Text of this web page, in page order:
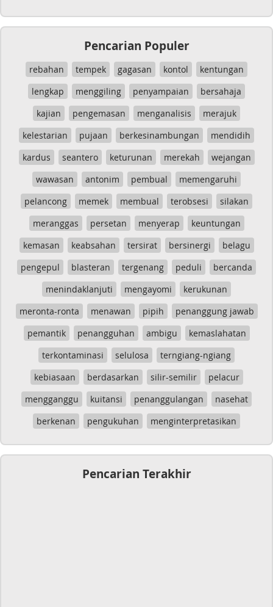
Pencarian Populer
rebahan tempek gagasan kontol
kentungan
lengkap
menggiling penyampaian
bersahaja
kajian
pengemasan menganalisis
merajuk
kelestarian
pujaan berkesinambungan
mendidih
kardus
seantero keturunan merekah
wejangan
wawasan
antonim pembual
memengaruhi
pelancong
memek membual terobsesi
silakan
meranggas
persetan menyerap
keuntungan
kemasan
keabsahan tersirat bersinergi
belagu
pengepul
blasteran tergenang peduli
bercanda
menindaklanjuti
mengayomi
kerukunan
meronta-ronta
menawan pipih
penanggung jawab
pemantik
penangguhan ambigu
kemaslahatan
terkontaminasi
selulosa
terngiang-ngiang
kebiasaan
berdasarkan silir-semilir
pelacur
mengganggu
kuitansi penanggulangan
nasehat
berkenan
pengukuhan menginterpretasikan
Pencarian Terakhir